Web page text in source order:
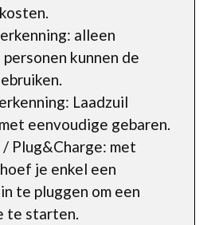
alleen
kunnen de
Laadzuil
eenvoudige gebaren.
Plug&Charge: met
je enkel een
te pluggen om een
te starten.